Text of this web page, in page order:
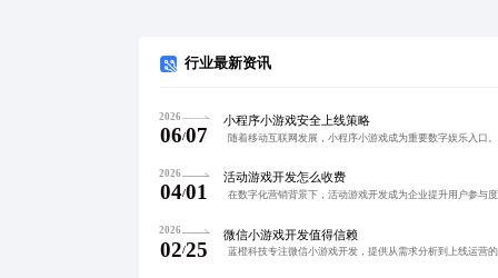
行业最新资讯
2026
06/07
小程序小游戏安全上线策略
2026
04/01
活动游戏开发怎么收费
2026
02/25
微信小游戏开发值得信赖